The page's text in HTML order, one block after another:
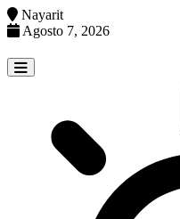
Nayarit
Agosto 7, 2026
to
content